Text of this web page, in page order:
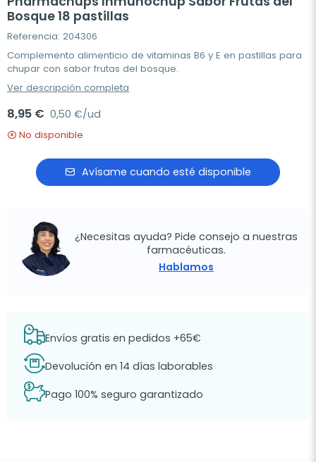
Bosque 18 pastillas
Referencia: 204306
Complemento alimenticio de vitaminas B6 y E en pastillas para
chupar con sabor frutas del bosque.
Ver descripción completa
8,95 € 0,50 €/ud
No disponible
Avísame cuando esté disponible
¿Necesitas ayuda? Pide consejo a nuestras
farmacéuticas.
Hablamos
Envíos gratis en pedidos +65€
Devolución en 14 días laborables
Pago 100% seguro garantizado